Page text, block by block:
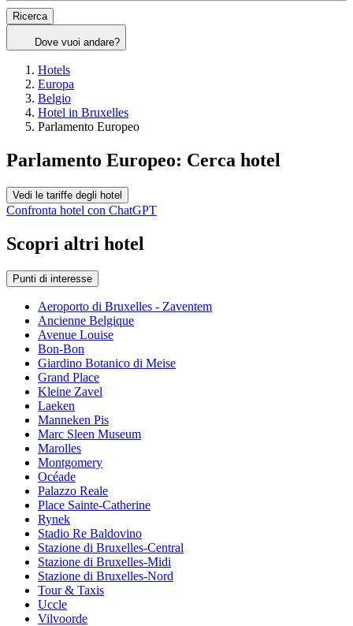
Ricerca
Dove vuoi andare?
Hotels
Europa
Belgio
Hotel in Bruxelles
Parlamento Europeo
Parlamento Europeo: Cerca hotel
Vedi le tariffe degli hotel
Confronta hotel con ChatGPT
Scopri altri hotel
Punti di interesse
Aeroporto di Bruxelles - Zaventem
Ancienne Belgique
Avenue Louise
Bon-Bon
Giardino Botanico di Meise
Grand Place
Kleine Zavel
Laeken
Manneken Pis
Marc Sleen Museum
Marolles
Montgomery
Océade
Palazzo Reale
Place Sainte-Catherine
Rynek
Stadio Re Baldovino
Stazione di Bruxelles-Central
Stazione di Bruxelles-Midi
Stazione di Bruxelles-Nord
Tour & Taxis
Uccle
Vilvoorde